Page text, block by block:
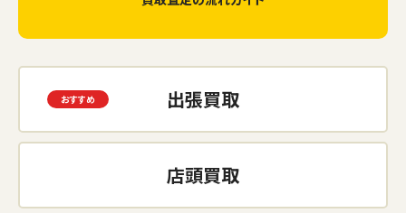
出張買取
店頭買取